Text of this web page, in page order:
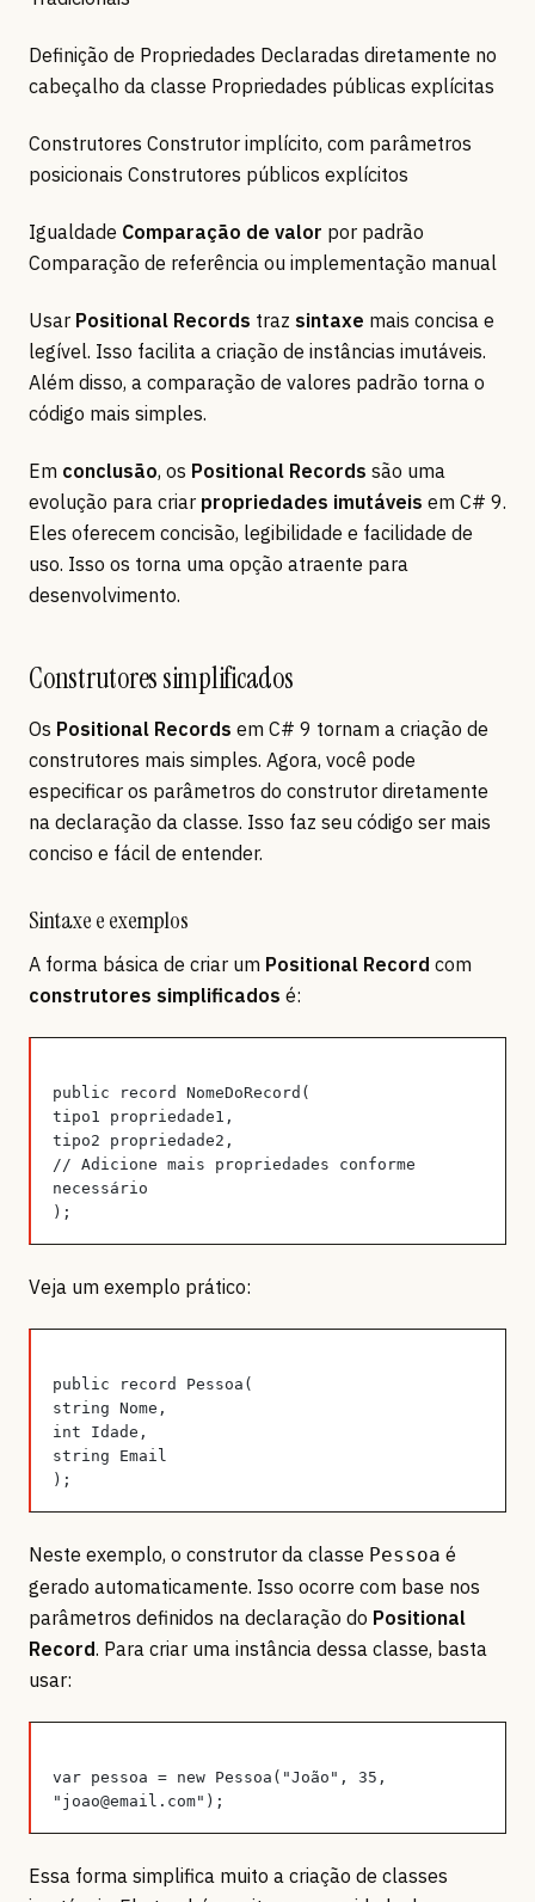
Definição de Propriedades Declaradas diretamente no
cabeçalho da classe Propriedades públicas explícitas
Construtores Construtor implícito, com parâmetros
posicionais Construtores públicos explícitos
Igualdade Comparação de valor por padrão
Comparação de referência ou implementação manual
Usar Positional Records traz sintaxe mais concisa e
legível. Isso facilita a criação de instâncias imutáveis.
Além disso, a comparação de valores padrão torna o
código mais simples.
Em conclusão, os Positional Records são uma
evolução para criar propriedades imutáveis em C# 9.
Eles oferecem concisão, legibilidade e facilidade de
uso. Isso os torna uma opção atraente para
desenvolvimento.
Construtores simplificados
Os Positional Records em C# 9 tornam a criação de
construtores mais simples. Agora, você pode
especificar os parâmetros do construtor diretamente
na declaração da classe. Isso faz seu código ser mais
conciso e fácil de entender.
Sintaxe e exemplos
A forma básica de criar um Positional Record com
construtores simplificados é:
public record NomeDoRecord(
tipo1 propriedade1,
tipo2 propriedade2,
// Adicione mais propriedades conforme
necessário
);
Veja um exemplo prático:
public record Pessoa(
string Nome,
int Idade,
string Email
);
Neste exemplo, o construtor da classe Pessoa é
gerado automaticamente. Isso ocorre com base nos
parâmetros definidos na declaração do Positional
Record. Para criar uma instância dessa classe, basta
usar:
var pessoa = new Pessoa("João", 35,
"joao@email.com");
Essa forma simplifica muito a criação de classes